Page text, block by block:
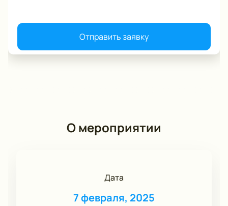
Отправить заявку
О мероприятии
Дата
7 февраля, 2025